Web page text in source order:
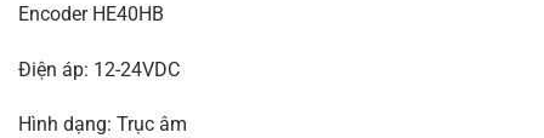
Encoder HE40HB
Điện áp: 12-24VDC
Hình dạng: Trục âm